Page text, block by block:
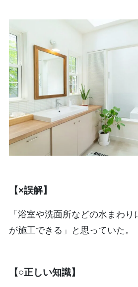
【×誤解】
「浴室や洗面所などの水まわ
が施工できる」と思っていた。
【○正しい知識】